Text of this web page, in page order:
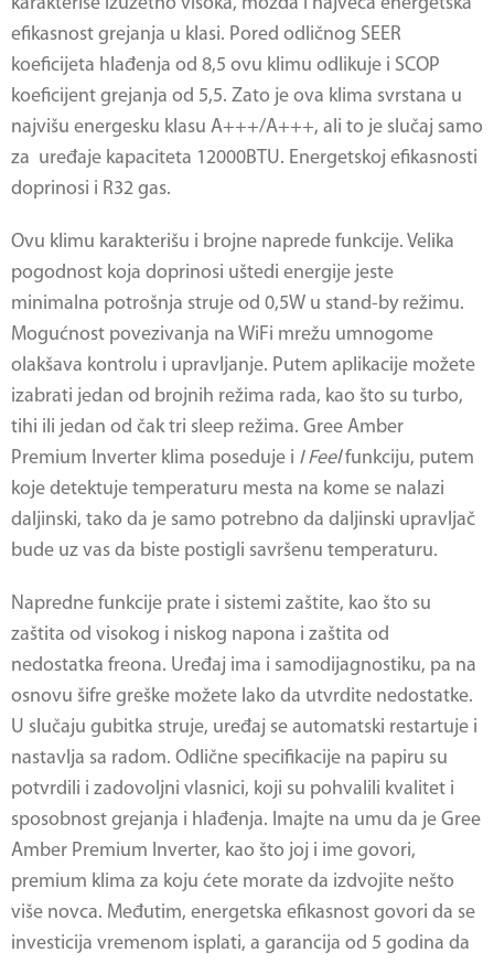
efikasnost grejanja u klasi. Pored odličnog SEER
koeficijeta hlađenja od 8,5 ovu klimu odlikuje i SCOP
koeficijent grejanja od 5,5. Zato je ova klima svrstana u
najvišu energesku klasu A+++/A+++, ali to je slučaj samo
za uređaje kapaciteta 12000BTU. Energetskoj efikasnosti
doprinosi i R32 gas.
Ovu klimu karakterišu i brojne naprede funkcije. Velika
pogodnost koja doprinosi uštedi energije jeste
minimalna potrošnja struje od 0,5W u stand-by režimu.
Mogućnost povezivanja na WiFi mrežu umnogome
olakšava kontrolu i upravljanje. Putem aplikacije možete
izabrati jedan od brojnih režima rada, kao što su turbo,
tihi ili jedan od čak tri sleep režima. Gree Amber
Premium Inverter klima poseduje i I Feelfunkciju, putem
koje detektuje temperaturu mesta na kome se nalazi
daljinski, tako da je samo potrebno da daljinski upravljač
bude uz vas da biste postigli savršenu temperaturu.
Napredne funkcije prate i sistemi zaštite, kao što su
zaštita od visokog i niskog napona i zaštita od
nedostatka freona. Uređaj ima i samodijagnostiku, pa na
osnovu šifre greške možete lako da utvrdite nedostatke.
U slučaju gubitka struje, uređaj se automatski restartuje i
nastavlja sa radom. Odlične specifikacije na papiru su
potvrdili i zadovoljni vlasnici, koji su pohvalili kvalitet i
sposobnost grejanja i hlađenja. Imajte na umu da je Gree
Amber Premium Inverter, kao što joj i ime govori,
premium klima za koju ćete morate da izdvojite nešto
više novca. Međutim, energetska efikasnost govori da se
investicija vremenom isplati, a garancija od 5 godina da